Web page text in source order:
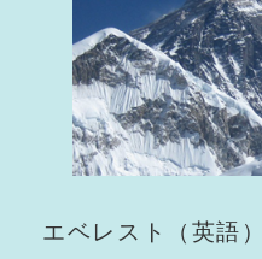
エベレスト（英語